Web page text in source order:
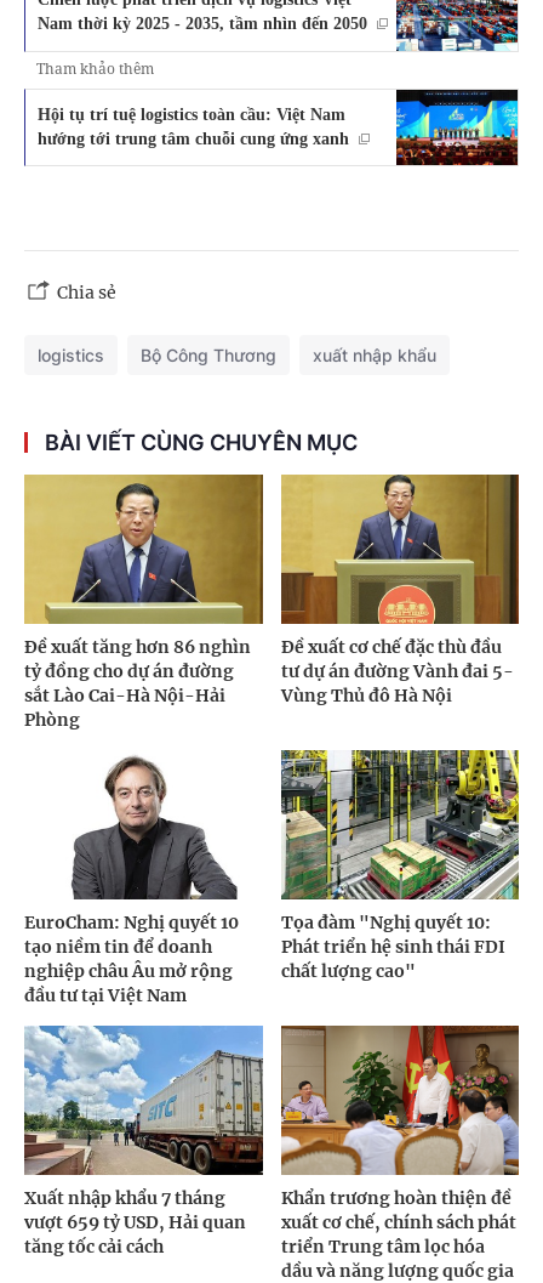
Nam thời kỳ 2025 - 2035, tầm nhìn đến 2050
Tham khảo thêm
Hội tụ trí tuệ logistics toàn cầu: Việt Nam
hướng tới trung tâm chuỗi cung ứng xanh
Chia sẻ
logistics Bộ Công Thương xuất nhập khẩu
BÀI VIẾT CÙNG CHUYÊN MỤC
Đề xuất tăng hơn 86 nghìn
tỷ đồng cho dự án đường
sắt Lào Cai-Hà Nội-Hải
Phòng
Đề xuất cơ chế đặc thù đầu
tư dự án đường Vành đai 5-
Vùng Thủ đô Hà Nội
EuroCham: Nghị quyết 10
tạo niềm tin để doanh
nghiệp châu Âu mở rộng
đầu tư tại Việt Nam
Tọa đàm "Nghị quyết 10:
Phát triển hệ sinh thái FDI
chất lượng cao"
Xuất nhập khẩu 7 tháng
vượt 659 tỷ USD, Hải quan
tăng tốc cải cách
Khẩn trương hoàn thiện đề
xuất cơ chế, chính sách phát
triển Trung tâm lọc hóa
dầu và năng lượng quốc gia